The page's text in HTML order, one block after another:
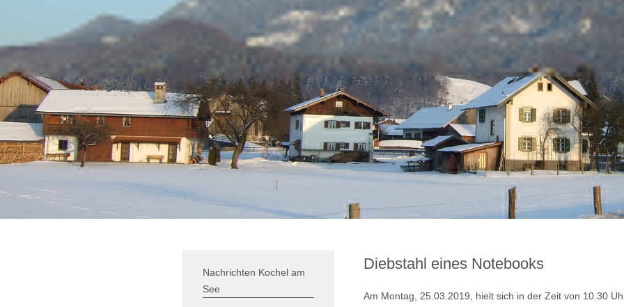
Nachrichten Kochel am
See
Diebstahl eines Notebooks
Am Montag, 25.03.2019, hielt sich in der Zeit von 10.30